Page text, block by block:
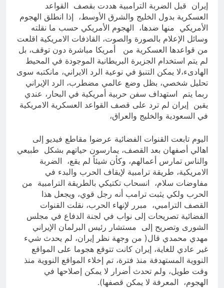
إيران قبل الضربة الترامبية هددت بقصف القواعد
العسكرية بدول الخليج والشرق الأوسط، إذا انطلق الهجوم
الأمريكي منها ضدها، الهجوم الأمريكي حسب ما نقلته
وسائل الإعلام بالصورة والصوت، القاذفات الامريكية اقلعت
من قواعدها العسكرية من أمريكا مباشرة دون توقف، بل
لم يتم استخدام الجزيرة البريطانية الموجودة في المحيط
الهادىء،لا يمكن التنبؤ في نوعية الرد الايراني، مانكتبه سوى
تحليل شخصي، بظل وضع عالمي مضطرب، الرد الإيراني
ربما يتم استهداف سفن حربية أمريكية في البحار، عندي
يقين إيران لم ترد على قصف القواعد العسكرية الامريكية
في السعودية والخليج والعراق،
اليوم تابعت القنوات الفضائية عرضوا مقاطع فيديو إلى
اهالي أصفهان بعد القصف، يمارسون حياتهم بشكل طبيعي
والناس تمارس أعمالهم، وكأن شيئاً لم يقع، الضربة
الامريكية، طريقة ترامبية لإيقاف الحرب والبدء في
مفاوضات سلام، انسحاب تكتيكي بالطريقة الترامبية من
الحرب ولكي يثبت ترامب أنه رجل قوي، ويجعل هذا
القصف الترامبي، مبرر لإنهاء الحرب، نقلت القنوات
الفضائية تصريحات إلى نواب في لجنة الدفاع في مجلس
الشورى وتصريح إلى مستشار رئيس البرلمان الإيراني
مهدي محمدي قال( من وجهة نظر إيران، لم يحدث شيء
غير عادي للغاية، إيران كانت تتوقع هجوما على المواقع
النووية المستهدفة منذ فترة، تم إخلاء المواقع النووية منذ
وقت طويل، ولم تحدث أضرار لا يمكن إصلاحها في
الهجوم، المعرفة لا يمكن قصفها).